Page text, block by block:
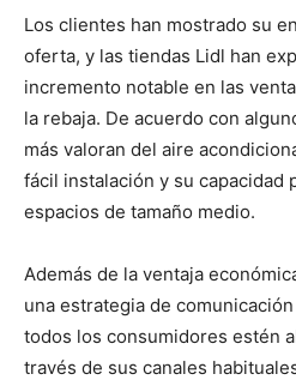
Los clientes han mostrado su
oferta, y las tiendas Lidl han
incremento notable en las
la rebaja. De acuerdo con
más valoran del aire
fácil instalación y su capacidad
espacios de tamaño medio.
Además de la ventaja
una estrategia de
todos los consumidores estén
través de sus canales